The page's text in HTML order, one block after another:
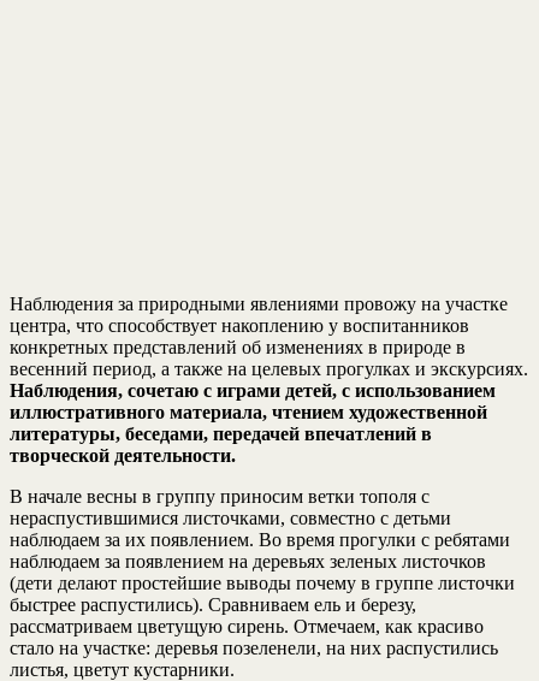
Наблюдения за природными явлениями провожу на участке
центра, что способствует накоплению у воспитанников
конкретных представлений об изменениях в природе в
весенний период, а также на целевых прогулках и экскурсиях.
Наблюдения, сочетаю с играми детей, с использованием
иллюстративного материала, чтением художественной
литературы, беседами, передачей впечатлений в
творческой деятельности.
В начале весны в группу приносим ветки тополя с
нераспустившимися листочками, совместно с детьми
наблюдаем за их появлением. Во время прогулки с ребятами
наблюдаем за появлением на деревьях зеленых листочков
(дети делают простейшие выводы почему в группе листочки
быстрее распустились). Сравниваем ель и березу,
рассматриваем цветущую сирень. Отмечаем, как красиво
стало на участке: деревья позеленели, на них распустились
листья, цветут кустарники.